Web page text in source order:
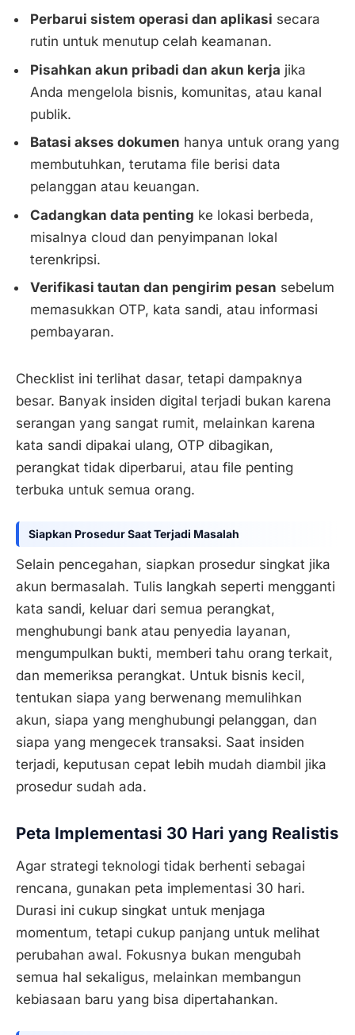
Perbarui sistem operasi dan aplikasi secara
rutin untuk menutup celah keamanan.
Pisahkan akun pribadi dan akun kerja jika
Anda mengelola bisnis, komunitas, atau kanal
publik.
Batasi akses dokumen hanya untuk orang yang
membutuhkan, terutama file berisi data
pelanggan atau keuangan.
Cadangkan data penting ke lokasi berbeda,
misalnya cloud dan penyimpanan lokal
terenkripsi.
Verifikasi tautan dan pengirim pesan sebelum
memasukkan OTP, kata sandi, atau informasi
pembayaran.
Checklist ini terlihat dasar, tetapi dampaknya
besar. Banyak insiden digital terjadi bukan karena
serangan yang sangat rumit, melainkan karena
kata sandi dipakai ulang, OTP dibagikan,
perangkat tidak diperbarui, atau file penting
terbuka untuk semua orang.
Siapkan Prosedur Saat Terjadi Masalah
Selain pencegahan, siapkan prosedur singkat jika
akun bermasalah. Tulis langkah seperti mengganti
kata sandi, keluar dari semua perangkat,
menghubungi bank atau penyedia layanan,
mengumpulkan bukti, memberi tahu orang terkait,
dan memeriksa perangkat. Untuk bisnis kecil,
tentukan siapa yang berwenang memulihkan
akun, siapa yang menghubungi pelanggan, dan
siapa yang mengecek transaksi. Saat insiden
terjadi, keputusan cepat lebih mudah diambil jika
prosedur sudah ada.
Peta Implementasi 30 Hari yang Realistis
Agar strategi teknologi tidak berhenti sebagai
rencana, gunakan peta implementasi 30 hari.
Durasi ini cukup singkat untuk menjaga
momentum, tetapi cukup panjang untuk melihat
perubahan awal. Fokusnya bukan mengubah
semua hal sekaligus, melainkan membangun
kebiasaan baru yang bisa dipertahankan.